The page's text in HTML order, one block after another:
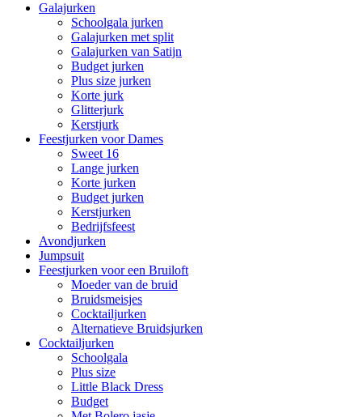
Galajurken
Schoolgala jurken
Galajurken met split
Galajurken van Satijn
Budget jurken
Plus size jurken
Korte jurk
Glitterjurk
Kerstjurk
Feestjurken voor Dames
Sweet 16
Lange jurken
Korte jurken
Budget jurken
Kerstjurken
Bedrijfsfeest
Avondjurken
Jumpsuit
Feestjurken voor een Bruiloft
Moeder van de bruid
Bruidsmeisjes
Cocktailjurken
Alternatieve Bruidsjurken
Cocktailjurken
Schoolgala
Plus size
Little Black Dress
Budget